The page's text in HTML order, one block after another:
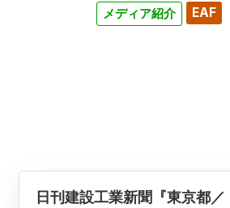
メディア紹介 EAF
日刊建設工業新聞『東京都／